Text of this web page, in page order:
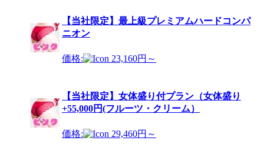
【当社限定】最上級プレミアムハードコンパ
ニオン
価格: 23,160円～
【当社限定】女体盛り付プラン（女体盛り
+55,000円(フルーツ・クリーム）
価格: 29,460円～